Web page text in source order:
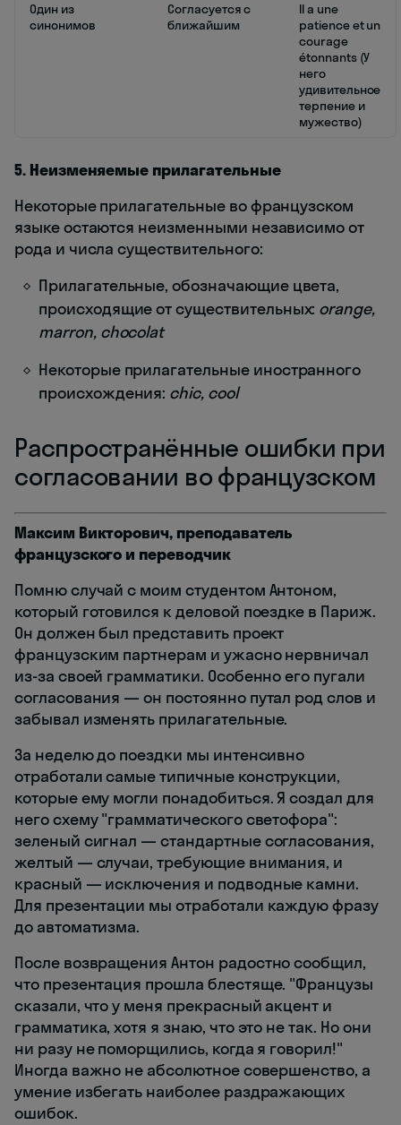
Один из
синонимов
Согласуется с
ближайшим
Il a une
patience et un
courage
étonnants (У
него
удивительное
терпение и
мужество)
5. Неизменяемые прилагательные
Некоторые прилагательные во французском
языке остаются неизменными независимо от
рода и числа существительного:
Прилагательные, обозначающие цвета,
происходящие от существительных: orange,
marron, chocolat
Некоторые прилагательные иностранного
происхождения: chic, cool
Распространённые ошибки при
согласовании во французском
Максим Викторович, преподаватель
французского и переводчик
Помню случай с моим студентом Антоном,
который готовился к деловой поездке в Париж.
Он должен был представить проект
французским партнерам и ужасно нервничал
из-за своей грамматики. Особенно его пугали
согласования — он постоянно путал род слов и
забывал изменять прилагательные.
За неделю до поездки мы интенсивно
отработали самые типичные конструкции,
которые ему могли понадобиться. Я создал для
него схему "грамматического светофора":
зеленый сигнал — стандартные согласования,
желтый — случаи, требующие внимания, и
красный — исключения и подводные камни.
Для презентации мы отработали каждую фразу
до автоматизма.
После возвращения Антон радостно сообщил,
что презентация прошла блестяще. "Французы
сказали, что у меня прекрасный акцент и
грамматика, хотя я знаю, что это не так. Но они
ни разу не поморщились, когда я говорил!"
Иногда важно не абсолютное совершенство, а
умение избегать наиболее раздражающих
ошибок.